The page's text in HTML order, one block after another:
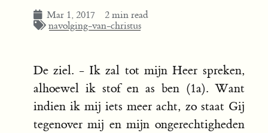
Mar 1, 2017
2 min read
navolging-van-christus
De ziel. - Ik zal tot mijn Heer spreken,
alhoewel ik stof en as ben (1a). Want
indien ik mij iets meer acht, zo staat Gij
tegenover mij en mijn ongerechtigheden